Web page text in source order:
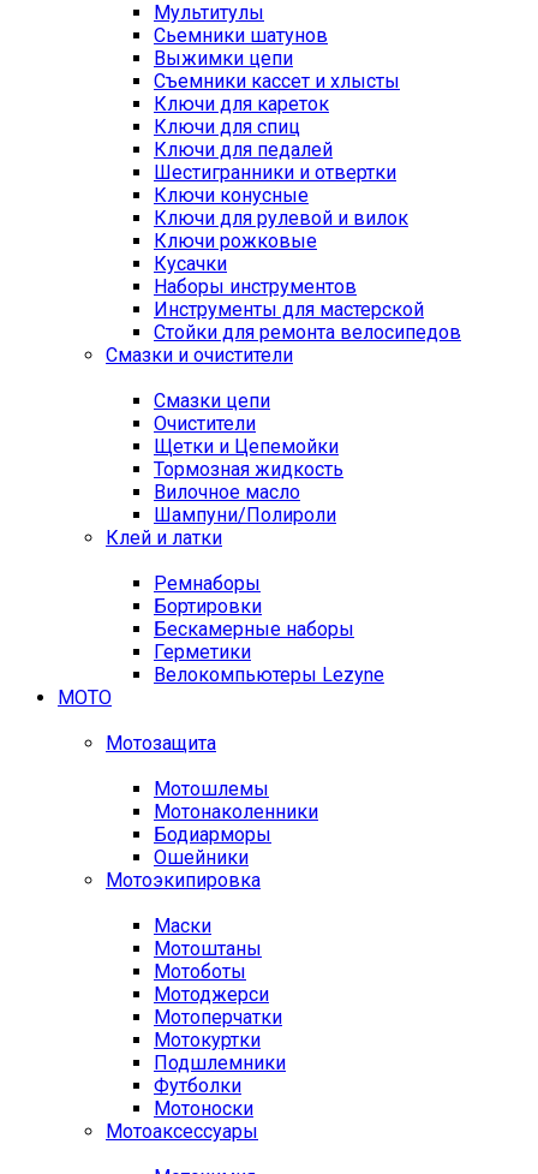
Мультитулы
Сьемники шатунов
Выжимки цепи
Съемники кассет и хлысты
Ключи для кареток
Ключи для спиц
Ключи для педалей
Шестигранники и отвертки
Ключи конусные
Ключи для рулевой и вилок
Ключи рожковые
Кусачки
Наборы инструментов
Инструменты для мастерской
Стойки для ремонта велосипедов
Смазки и очистители
Смазки цепи
Очистители
Щетки и Цепемойки
Тормозная жидкость
Вилочное масло
Шампуни/Полироли
Клей и латки
Ремнаборы
Бортировки
Бескамерные наборы
Герметики
Велокомпьютеры Lezyne
МОТО
Мотозащита
Мотошлемы
Мотонаколенники
Бодиарморы
Ошейники
Мотоэкипировка
Маски
Мотоштаны
Мотоботы
Мотоджерси
Мотоперчатки
Мотокуртки
Подшлемники
Футболки
Мотоноски
Мотоаксессуары